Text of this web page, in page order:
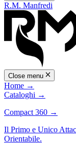
R.M. Manfredi
Close menu
Home →
Cataloghi →
Compact 360 →
Il Primo e Unico
Orientabile.